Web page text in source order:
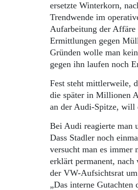
ersetzte Winterkorn,
Trendwende im
Aufarbeitung der Affäre
Ermittlungen gegen
Gründen wolle man
gegen ihn laufen noch
Fest steht mittlerweile,
die später in Millionen
an der Audi-Spitze, will
Bei Audi reagierte man
Dass Stadler noch
versucht man es immer
erklärt permanent,
der VW-Aufsichtsrat
„Das interne